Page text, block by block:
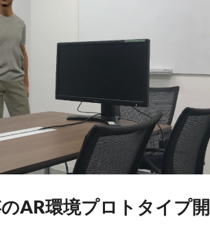
AR環境プロトタイプ開